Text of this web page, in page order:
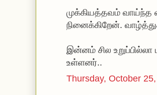
முக்கியத்தவம் வாய்ந்த
நினைக்கிறேன்.
இன்னம் சில உறுப்பில்லா
உள்ளனர்..
Thursday, October